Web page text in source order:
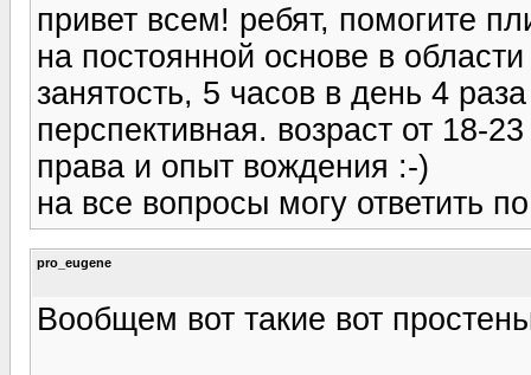
привет всем! ребят, помогите
на постоянной основе в
занятость, 5 часов в день 4
перспективная. возраст от 18-
права и опыт вождения :-)
на все вопросы могу ответить
pro_eugene
Вообщем вот такие вот